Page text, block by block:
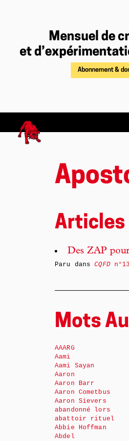
Mensuel de
et
Abonnement &
Articles
Des ZAP
Paru dansCQFD
Mots
AAARG
Aami
Aami Sayan
Aaron
Aaron Barr
Aaron Cometbus
Aaron Sievers
abandonné lors
abattoir rituel
Abbie Hoffman
Abdel